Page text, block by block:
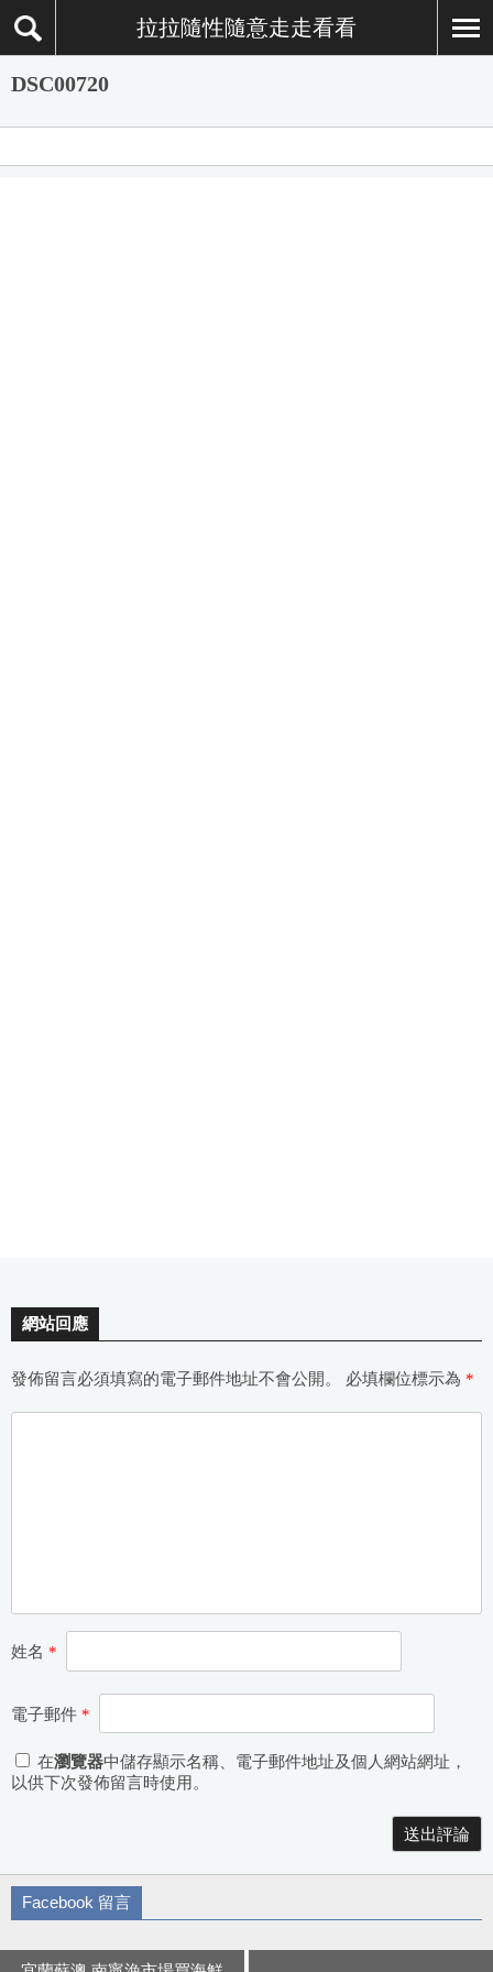
拉拉隨性隨意走走看看
DSC00720
網站回應
發佈留言必須填寫的電子郵件地址不會公開。 必填欄位標示為 *
姓名 *
電子郵件 *
在瀏覽器中儲存顯示名稱、電子郵件地址及個人網站網址，
以供下次發佈留言時使用。
Facebook 留言